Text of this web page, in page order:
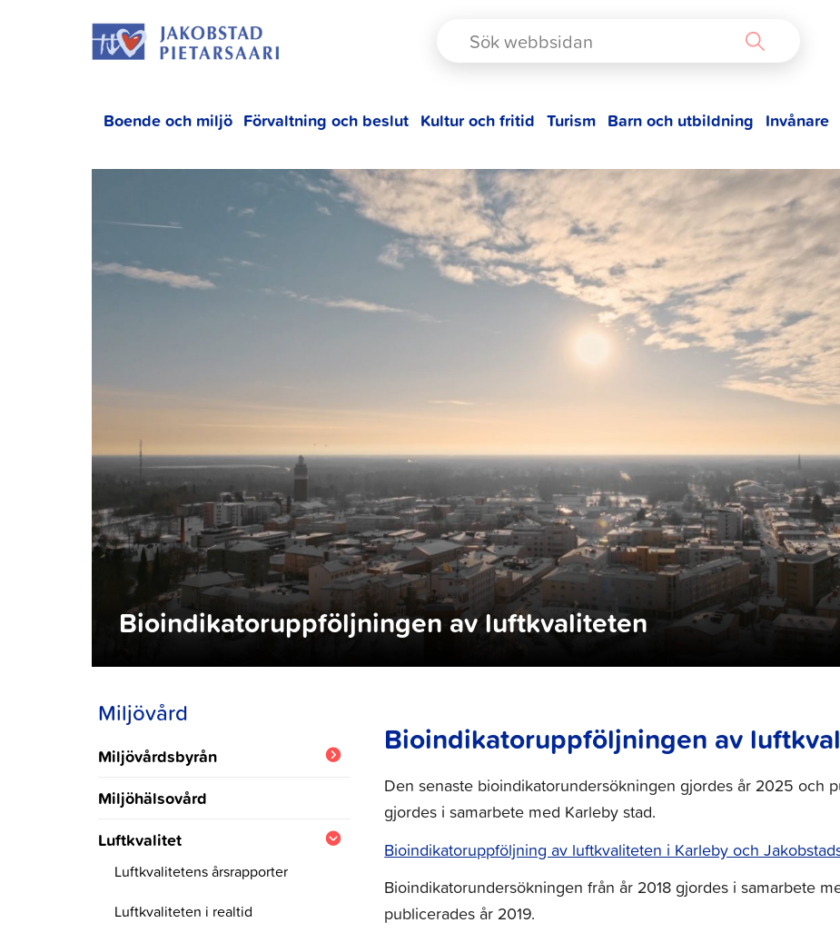
Boende och miljö Förvaltning och beslut Kultur och fritid Turism Barn och utbildning Invånare
Bioindikatoruppföljningen av luftkvaliteten
Miljövård
Miljövårdsbyrån
Aktuellt
Miljöhälsovård
Luftkvalitet
Luftkvalitetens årsrapporter
Luftkvaliteten i realtid
Bioindikatoruppföljningen av
Den senaste bioindikatorundersökningen gjordes år 2025 och
gjordes i samarbete med Karleby stad.
Bioindikatoruppföljning av luftkvaliteten i Karleby och
Bioindikatorundersökningen från år 2018 gjordes i samarbete
publicerades år 2019.